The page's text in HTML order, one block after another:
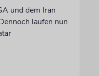
und dem Iran
laufen nun